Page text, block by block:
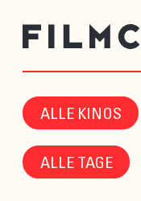
ALLE KINOS
ALLE TAGE